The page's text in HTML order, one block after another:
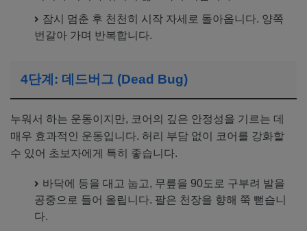
잠시 멈춘 후 천천히 시작 자세로 돌아옵니다. 양쪽
번갈아 가며 반복합니다.
4단계: 데드버그 (Dead Bug)
누워서 하는 운동이지만, 코어의 깊은 안정성을 기르는 데
매우 효과적인 운동입니다. 허리 부담 없이 코어를 강화할
수 있어 초보자에게 특히 좋습니다.
바닥에 등을 대고 눕고, 무릎을 90도로 구부려 발을
공중으로 들어 올립니다. 팔은 천장을 향해 쭉 뻗습니
다.